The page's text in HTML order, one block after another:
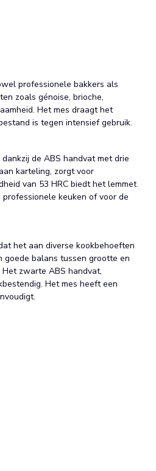
professionele bakkers als
zoals génoise, brioche,
Het mes draagt het
is tegen intensief gebruik.
de ABS handvat met drie
karteling, zorgt voor
van 53 HRC biedt het lemmet
keuken of voor de
het aan diverse kookbehoeften
goede balans tussen grootte en
zwarte ABS handvat,
Het mes heeft een